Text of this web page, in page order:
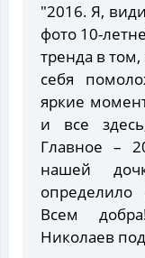
"2016. Я,
фото 10-
тренда в
себя
яркие
и все
Главное –
нашей
Всем
Николаев